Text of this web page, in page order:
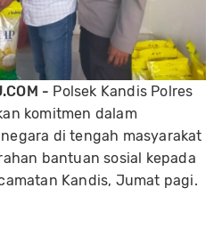
- Polsek Kandis Polres
komitmen dalam
di tengah masyarakat
bantuan sosial kepada
Kandis, Jumat pagi.